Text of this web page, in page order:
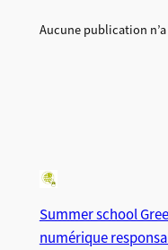
Aucune publication
Summer school
numérique